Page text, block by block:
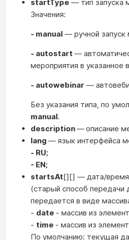
startType — тип запуска
Значения:
- manual — ручной запуск
- autostart —
мероприятия в указанное
- autowebinar —
Без указания типа, по
manual.
description—описание
lang — язык интерфейса
- RU;
- EN;
startsAt[][] — дата/время
(старый способ
передается в виде
- date - массив из
- time - массив из
По умолчанию: текущая